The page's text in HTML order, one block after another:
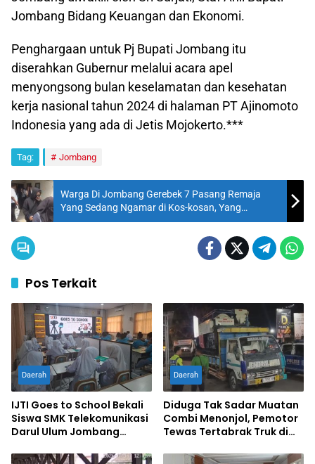
Jombang Bidang Keuangan dan Ekonomi.
Penghargaan untuk Pj Bupati Jombang itu
diserahkan Gubernur melalui acara apel
menyongsong bulan keselamatan dan kesehatan
kerja nasional tahun 2024 di halaman PT Ajinomoto
Indonesia yang ada di Jetis Mojokerto.***
Tag: Jombang
Warga Di Jombang Gerebek 7 Pasang Remaja
Yang Sedang Ngamar di Kos-kosan, Yang
Sepasang Masih SMP
Pos Terkait
Daerah
IJTI Goes to School Bekali
Siswa SMK Telekomunikasi
Darul Ulum Jombang
Daerah
Diduga Tak Sadar Muatan
Combi Menonjol, Pemotor
Tewas Tertabrak Truk di